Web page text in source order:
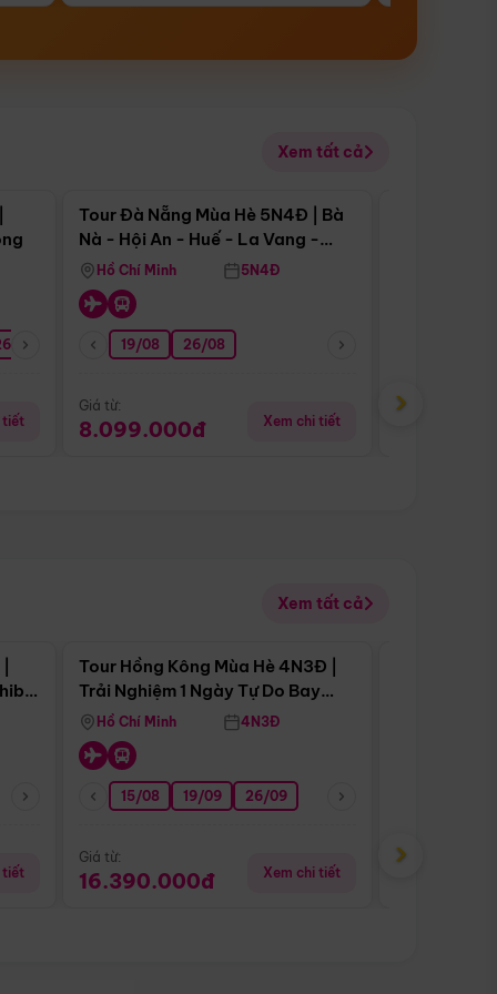
Xem tất cả
08 05/09 09/09 12/09
tiết
Điểm nổi bật
Tour Đà Nẵng Mùa Hè 5N4Đ | Bà
Nà - Hội An - Huế - La Vang -
Động Thiên Đường
Hồ Chí Minh 5N4Đ
19/08 26/08
Giá từ:
8.099.000đ Xem chi tiết
Giá từ:
›
Xem tất cả
tiết
Điểm nổi bật
Tour Hồng Kông Mùa Hè 4N3Đ |
Trải Nghiệm 1 Ngày Tự Do Bay
Vietnam Airlines
Hồ Chí Minh 4N3Đ
15/08 19/09 26/09
Giá từ:
16.390.000đ Xem chi tiết
Giá từ:
›